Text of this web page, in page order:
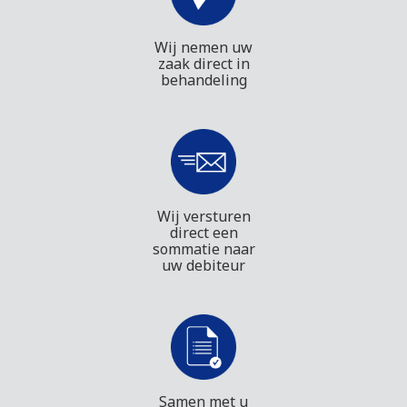
Wij nemen uw
zaak direct in
behandeling
Wij versturen
direct een
sommatie naar
uw debiteur
Samen met u